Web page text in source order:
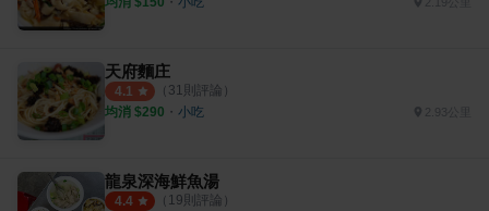
天府麵庄
4.1 （ 31 則評論）
均消 $290 ・ 小吃
龍泉深海鮮魚湯
4.4 （ 19則評論）